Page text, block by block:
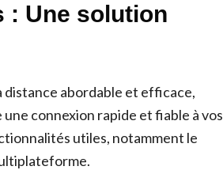
: Une solution
distance abordable et efficace,
connexion rapide et fiable à vos
utiles, notamment le